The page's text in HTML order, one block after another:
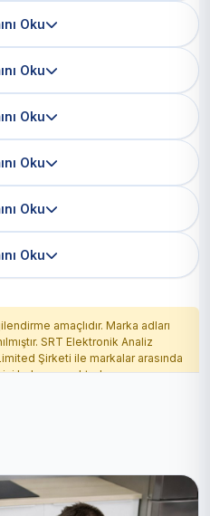
Oku
Oku
Oku
Oku
Oku
Oku
amaçlıdır. Marka adları
SRT Elektronik Analiz
Şirketi ile markalar arasında
bulunmamaktadır.